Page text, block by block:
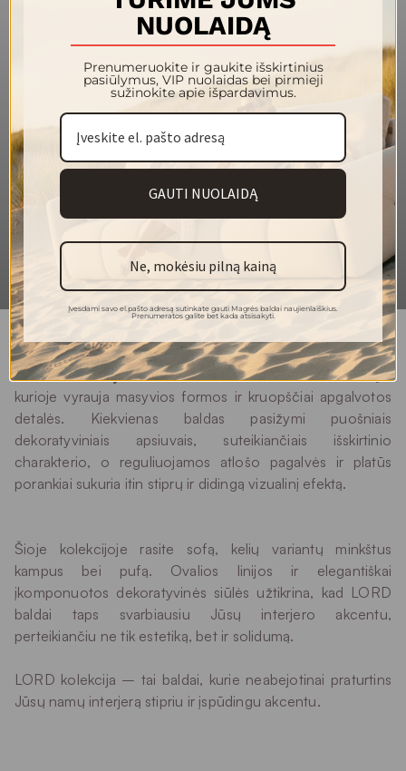
140
650
Sudėtis
64%PES 21%PP 6%CO REC 5%PET
REC 4%OF REC
Martindeilo
ciklai
35 000
5/6
LORD kolekcija– tai solidžiai atrodančių baldų linija,
kurioje vyrauja masyvios formos ir kruopščiai apgalvotos
detalės. Kiekvienas baldas pasižymi puošniais
dekoratyviniais apsiuvais, suteikiančiais išskirtinio
charakterio, o reguliuojamos atlošo pagalvės ir platūs
porankiai sukuria itin stiprų ir didingą vizualinį efektą.
Šioje kolekcijoje rasite sofą, kelių variantų minkštus
kampus bei pufą. Ovalios linijos ir elegantiškai
įkomponuotos dekoratyvinės siūlės užtikrina, kad LORD
baldai taps svarbiausiu Jūsų interjero akcentu,
perteikiančiu ne tik estetiką, bet ir solidumą.
LORD kolekcija – tai baldai, kurie neabejotinai praturtins
Jūsų namų interjerą stipriu ir įspūdingu akcentu.
NUOLAIDĄ
Prenumeruokite ir gaukite išskirtinius
pasiūlymus, VIP nuolaidas bei pirmieji
sužinokite apie išpardavimus.
GAUTI NUOLAIDĄ
Ne, mokėsiu pilną kainą
Įvesdami savo el.pašto adresą sutinkate gauti Magrės baldai naujienlaiškius.
Prenumeratos galite bet kada atsisakyti.